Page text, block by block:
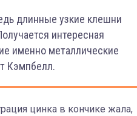
длинные узкие клешни
интересная
именно металлические
Кэмпбелл.
цинка в кончике жала,